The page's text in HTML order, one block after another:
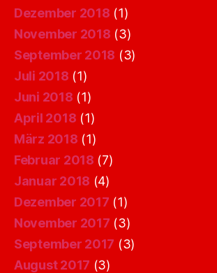
Dezember 2018 (1)
November 2018 (3)
September 2018 (3)
Juli 2018 (1)
Juni 2018 (1)
April 2018 (1)
März 2018 (1)
Februar 2018 (7)
Januar 2018 (4)
Dezember 2017 (1)
November 2017 (3)
September 2017 (3)
August 2017 (3)